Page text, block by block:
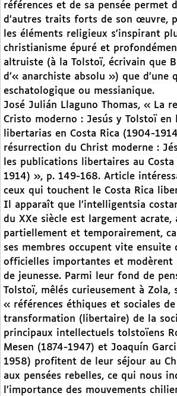
références et de sa pensée permet
d’autres traits forts de son œuvre,
les éléments religieux s’inspirant
christianisme épuré et
altruiste (à la Tolstoï, écrivain que
d’« anarchiste absolu ») que d’une
eschatologique ou messianique.
José Julián Llaguno Thomas, « La
Cristo moderno : Jesús y Tolstoï en
libertarias en Costa Rica (1904-
résurrection du Christ moderne :
les publications libertaires au
1914) », p. 149-168. Article
ceux qui touchent le Costa Rica
Il apparaît que l’intelligentsia
du XXe siècle est largement acrate,
partiellement et temporairement,
ses membres occupent vite ensuite
officielles importantes et modèrent
de jeunesse. Parmi leur fond de
Tolstoï, mêlés curieusement à Zola,
« références éthiques et sociales
transformation (libertaire) de la
principaux intellectuels tolstoïens
Mesen (1874-1947) et Joaquín
1958) profitent de leur séjour au
aux pensées rebelles, ce qui nous
l’importance des mouvements